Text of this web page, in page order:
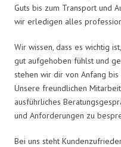
Guts bis zum Transport und
wir erledigen alles
Wir wissen, dass es wichtig
gut aufgehoben fühlst und
stehen wir dir von Anfang
Unsere freundlichen
ausführliches
und Anforderungen zu
Bei uns steht